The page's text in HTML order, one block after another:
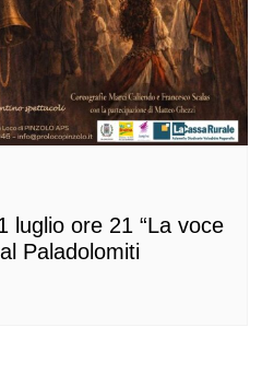
luglio ore 21 “La voce
Paladolomiti